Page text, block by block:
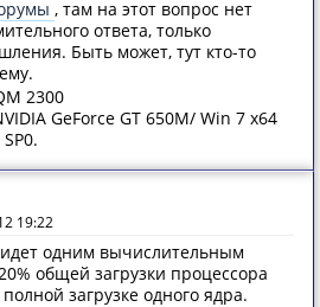
, там на этот вопрос нет
ответа, только
Быть может, тут кто-то
2300
GeForce GT 650M/ Win 7 x64
19:22
одним вычислительным
общей загрузки процессора
загрузке одного ядра.